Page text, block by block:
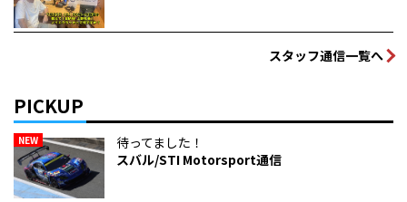
スタッフ通信一覧へ
PICKUP
NEW
待ってました！
スバル/STI Motorsport通信